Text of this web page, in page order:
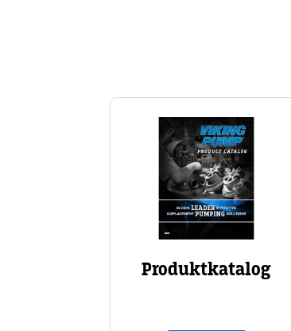
Technology Card
Image
Produktkatalog